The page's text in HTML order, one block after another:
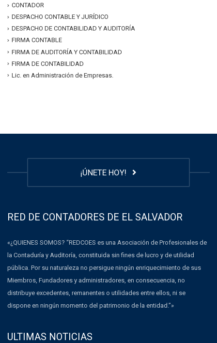
CONTADOR
DESPACHO CONTABLE Y JURÍDICO
DESPACHO DE CONTABILIDAD Y AUDITORÍA
FIRMA CONTABLE
FIRMA DE AUDITORÍA Y CONTABILIDAD
FIRMA DE CONTABILIDAD
Lic. en Administración de Empresas.
¡ÚNETE HOY!
RED DE CONTADORES DE EL SALVADOR
«¿QUIENES SOMOS? “REDCOES es una Asociación de Profesionales de
la Contaduría y Auditoría, constituida sin fines de lucro y de utilidad
pública. Por su naturaleza no persigue ningún enriquecimiento de sus
Miembros, Fundadores y administradores, en consecuencia, no
distribuye excedentes, remanentes o utilidades entre ellos, ni se
dispone en ningún momento del patrimonio de la entidad.”»
ULTIMAS NOTICIAS